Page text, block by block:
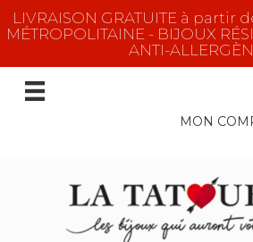
LIVRAISON GRATUITE à partir
MÉTROPOLITAINE - BIJOUX
ANTI-
MON